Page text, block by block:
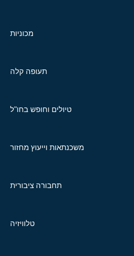
מכוניות
תעופה קלה
טיולים וחופש בחו"ל
משכנתאות וייעוץ מחזור
תחבורה ציבורית
טלוויזיה